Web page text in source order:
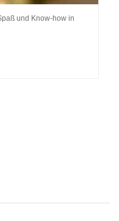
und Know-how in